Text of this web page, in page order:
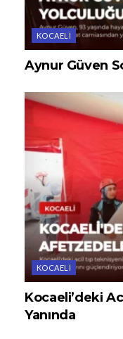
KOCAELI
Aynur Güven
KOCAELI
Kocaeli’deki
Yanında